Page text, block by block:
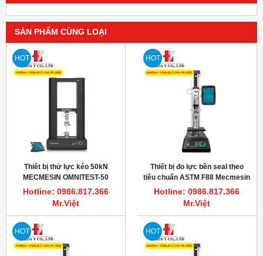
SẢN PHẨM CÙNG LOẠI
HOT
Thiết bị thử lực kéo 50kN
MECMESIN OMNITEST-50
Hotline: 0986.817.366
Mr.Việt
HOT
Thiết bị đo lực bền seal theo
tiêu chuẩn ASTM F88 Mecmesin
Omnitest 2.5
Hotline: 0986.817.366
Mr.Việt
HOT HOT